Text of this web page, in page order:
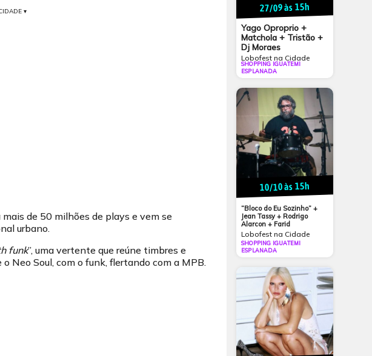
▾
mais de 50 milhões de plays e vem se
urbano.
funk”, uma vertente que reúne timbres e
Neo Soul, com o funk, flertando com a MPB.
27/09 às 15h
Yago Oproprio +
Matchola + Tristão +
Dj Moraes
Lobofest na Cidade
SHOPPING IGUATEMI
ESPLANADA
10/10 às 15h
“Bloco do Eu Sozinho” +
Jean Tassy + Rodrigo
Alarcon + Farid
Lobofest na Cidade
SHOPPING IGUATEMI
ESPLANADA